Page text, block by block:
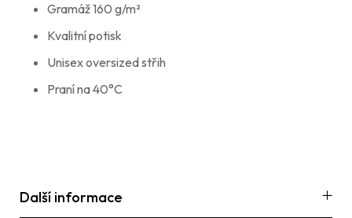
Gramáž 160 g/m²
Kvalitní potisk
Unisex oversized střih
Praní na 40°C
Další informace